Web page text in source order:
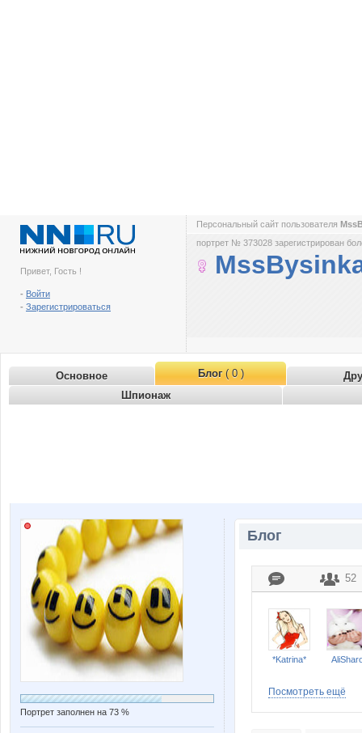
Привет, Гость !
- Войти
- Зарегистрироваться
Персональный сайт пользователя
портрет № 373028 зарегистрирован
Основное Блог( 0 )
Шпионаж
Портрет заполнен на 73 %
Блог
52
*Katrina*
Посмотреть ещё